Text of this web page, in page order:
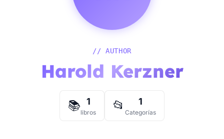
// AUTHOR
Harold Kerzner
📚 1
libros 📂 1
Categorías